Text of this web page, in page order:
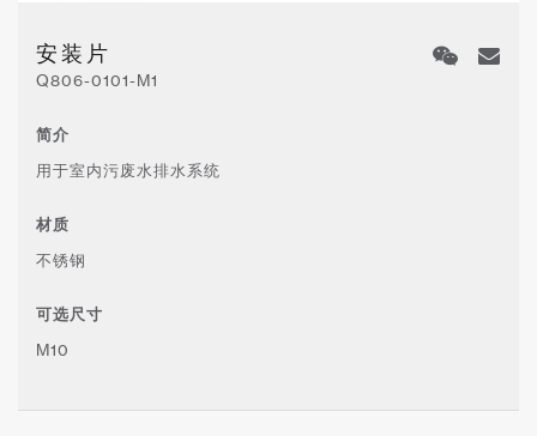
安装片
Q806-0101-M1
简介
用于室内污废水排水系统
材质
不锈钢
可选尺寸
M10